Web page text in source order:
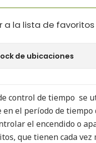
a la lista de favoritos
de ubicaciones
control de tiempo se
el período de
el encendido o
que tienen cada vez